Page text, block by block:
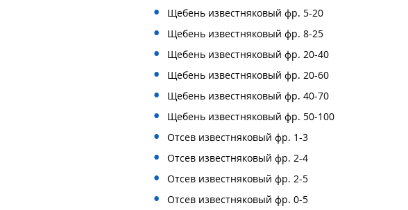
Щебень известняковый фр. 5-20
Щебень известняковый фр. 8-25
Щебень известняковый фр. 20-40
Щебень известняковый фр. 20-60
Щебень известняковый фр. 40-70
Щебень известняковый фр. 50-100
Отсев известняковый фр. 1-3
Отсев известняковый фр. 2-4
Отсев известняковый фр. 2-5
Отсев известняковый фр. 0-5